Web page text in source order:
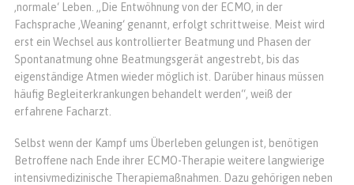
‚normale‘ Leben. „Die Entwöhnung von der ECMO, in der
Fachsprache ‚Weaning‘ genannt, erfolgt schrittweise. Meist wird
erst ein Wechsel aus kontrollierter Beatmung und Phasen der
Spontanatmung ohne Beatmungsgerät angestrebt, bis das
eigenständige Atmen wieder möglich ist. Darüber hinaus müssen
häufig Begleiterkrankungen behandelt werden“, weiß der
erfahrene Facharzt.
Selbst wenn der Kampf ums Überleben gelungen ist, benötigen
Betroffene nach Ende ihrer ECMO-Therapie weitere langwierige
intensivmedizinische Therapiemaßnahmen. Dazu gehörigen neben